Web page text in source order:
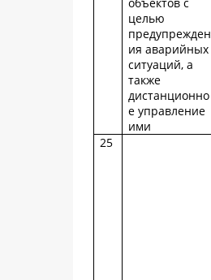
целью
предупрежден
ия аварийных
ситуаций, а
также
дистанционно
е управление
ими
25